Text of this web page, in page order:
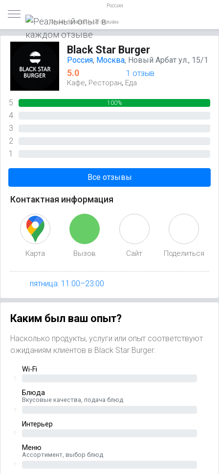
Россия
Только проверенные отзывы
Black Star Burger
Россия, Москва, Новый Арбат ул., 15/1
5.0 1 отзыв
Кафе, Ресторан, Еда
5 100%
4
3
2
1
Все отзывы
Контактная информация
Карта Вызов Сайт Поделиться
пятница: 11:00–23:00
Каким был ваш опыт?
Насколько продукты, услуги или опыт соответствуют
ожиданиям клиентов в Black Star Burger:
Wi-Fi
?
Блюда
Вкусовые качества, подача блюд
?
Интерьер
?
Меню
Ассортимент, выбор блюд
?